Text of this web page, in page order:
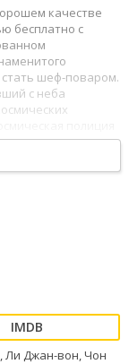
качестве
бесплатно с
шеф-поваром.
с неба
пояс,
и теперь парень
чтобы спасти
Ли Джан-вон, Чон